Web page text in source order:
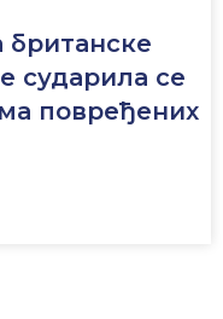
сударила се
повређених